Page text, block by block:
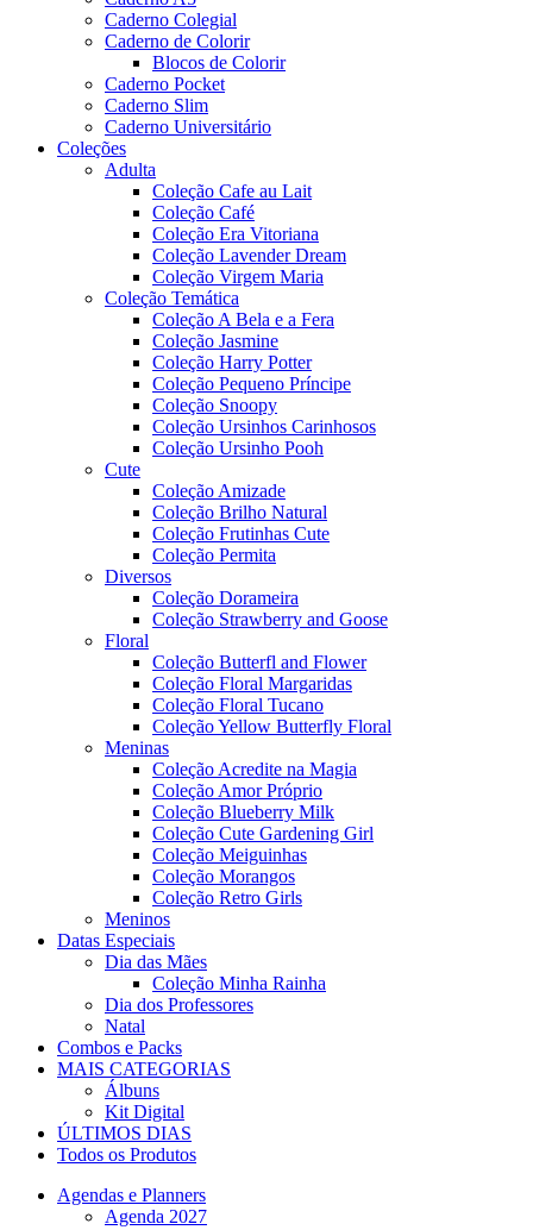
Caderno Colegial
Caderno de Colorir
Blocos de Colorir
Caderno Pocket
Caderno Slim
Caderno Universitário
Coleções
Adulta
Coleção Cafe au Lait
Coleção Café
Coleção Era Vitoriana
Coleção Lavender Dream
Coleção Virgem Maria
Coleção Temática
Coleção A Bela e a Fera
Coleção Jasmine
Coleção Harry Potter
Coleção Pequeno Príncipe
Coleção Snoopy
Coleção Ursinhos Carinhosos
Coleção Ursinho Pooh
Cute
Coleção Amizade
Coleção Brilho Natural
Coleção Frutinhas Cute
Coleção Permita
Diversos
Coleção Dorameira
Coleção Strawberry and Goose
Floral
Coleção Butterfl and Flower
Coleção Floral Margaridas
Coleção Floral Tucano
Coleção Yellow Butterfly Floral
Meninas
Coleção Acredite na Magia
Coleção Amor Próprio
Coleção Blueberry Milk
Coleção Cute Gardening Girl
Coleção Meiguinhas
Coleção Morangos
Coleção Retro Girls
Meninos
Datas Especiais
Dia das Mães
Coleção Minha Rainha
Dia dos Professores
Natal
Combos e Packs
MAIS CATEGORIAS
Álbuns
Kit Digital
ÚLTIMOS DIAS
Todos os Produtos
Agendas e Planners
Agenda 2027